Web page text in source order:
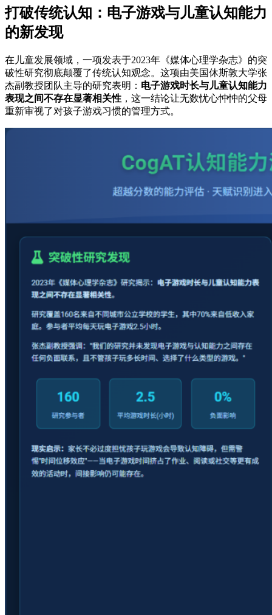
打破传统认知：电子游戏与儿童认知能力
的新发现
在儿童发展领域，一项发表于2023年《媒体心理学杂志》的突
破性研究彻底颠覆了传统认知观念。这项由美国休斯敦大学张
杰副教授团队主导的研究表明： 电子游戏时长与儿童认知能力
表现之间不存在显著相关性 ，这一结论让无数忧心忡忡的父母
重新审视了对孩子游戏习惯的管理方式。